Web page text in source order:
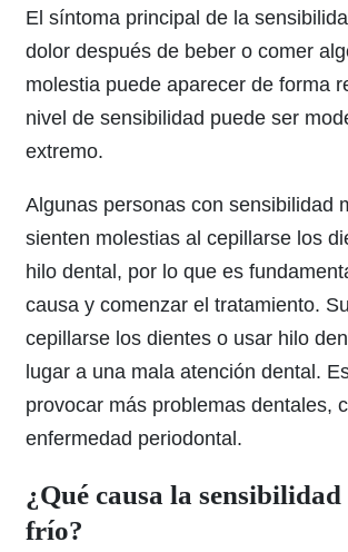
El síntoma principal de la
dolor después de beber o comer
molestia puede aparecer de forma
nivel de sensibilidad puede ser
extremo.
Algunas personas con sensibilidad
sienten molestias al cepillarse los
hilo dental, por lo que es
causa y comenzar el tratamiento.
cepillarse los dientes o usar hilo
lugar a una mala atención dental.
provocar más problemas dentales,
enfermedad periodontal.
¿Qué causa la
frío?